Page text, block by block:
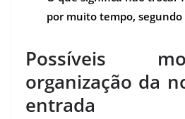
por muito tempo, segundo
Possíveis
organização da
entrada